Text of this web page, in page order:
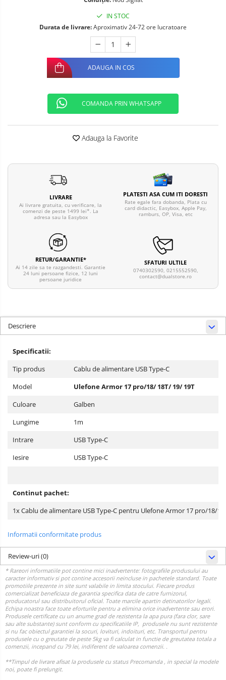
IN STOC
Durata de livrare:Aproximativ 24-72 ore lucratoare
ADAUGA IN COS
COMANDA PRIN WHATSAPP
Adauga la Favorite
LIVRARE
Ai livrare gratuita, cu verificare, la
comenzi de peste 1499 lei*. La
adresa sau la Easybox
PLATESTI ASA CUM ITI DORESTI
Rate egale fara dobanda, Plata cu
card didactic, Easybox, Apple Pay,
ramburs, OP, Visa, etc
RETUR/GARANTIE*
Ai 14 zile sa te razgandesti. Garantie
24 luni persoane fizice, 12 luni
persoane juridice
SFATURI ULTILE
0740302590, 0215552590,
contact@dualstore.ro
Descriere
Specificatii:
Tip produs
Cablu de alimentare USB Type-C
Model
Ulefone Armor 17 pro/18/ 18T/ 19/ 19T
Culoare
Galben
Lungime
1m
Intrare
USB Type-C
Iesire
USB Type-C
Continut pachet:
1x Cablu de alimentare USB Type-C pentru Ulefone Armor 17 pro/18/19
Informatii conformitate produs
Review-uri(0)